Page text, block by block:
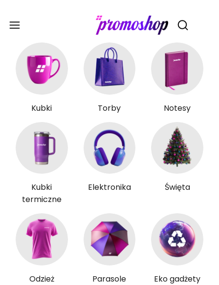
Otwórz
Kubki Torby Notesy
Kubki
termiczne
Elektronika Święta
Odzież Parasole Eko gadżety